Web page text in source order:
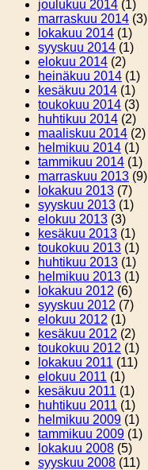
joulukuu 2014 (1)
marraskuu 2014 (3)
lokakuu 2014 (1)
syyskuu 2014 (1)
elokuu 2014 (2)
heinäkuu 2014 (1)
kesäkuu 2014 (1)
toukokuu 2014 (3)
huhtikuu 2014 (2)
maaliskuu 2014 (2)
helmikuu 2014 (1)
tammikuu 2014 (1)
marraskuu 2013 (9)
lokakuu 2013 (7)
syyskuu 2013 (1)
elokuu 2013 (3)
kesäkuu 2013 (1)
toukokuu 2013 (1)
huhtikuu 2013 (1)
helmikuu 2013 (1)
lokakuu 2012 (6)
syyskuu 2012 (7)
elokuu 2012 (1)
kesäkuu 2012 (2)
toukokuu 2012 (1)
lokakuu 2011 (11)
elokuu 2011 (1)
kesäkuu 2011 (1)
huhtikuu 2011 (1)
helmikuu 2009 (1)
tammikuu 2009 (1)
lokakuu 2008 (5)
syyskuu 2008 (11)